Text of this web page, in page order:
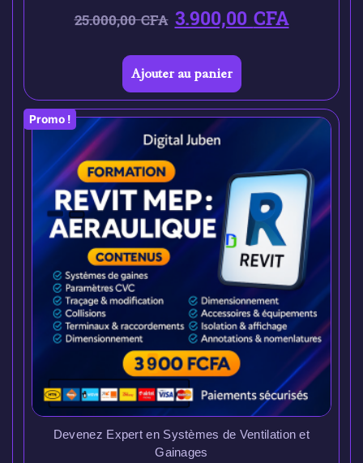
25.000,00CFA 3.900,00CFA
Ajouter au panier
Promo !
Devenez Expert en Systèmes de Ventilation et
Gainages